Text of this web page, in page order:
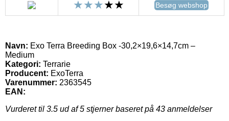
Besøg webshop
Navn: Exo Terra Breeding Box -30,2×19,6×14,7cm –
Medium
Kategori: Terrarie
Producent: ExoTerra
Varenummer: 2363545
EAN:
Vurderet til 3.5 ud af 5 stjerner baseret på 43 anmeldelser